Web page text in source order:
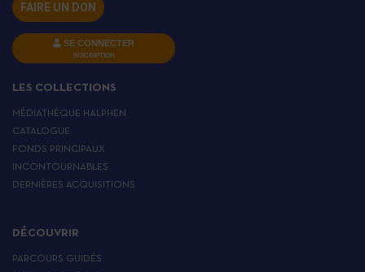
FAIRE UN DON
SE CONNECTER
INSCRIPTION
LES COLLECTIONS
MÉDIATHÈQUE HALPHEN
CATALOGUE
FONDS PRINCIPAUX
INCONTOURNABLES
DERNIÈRES ACQUISITIONS
DÉCOUVRIR
PARCOURS GUIDÉS